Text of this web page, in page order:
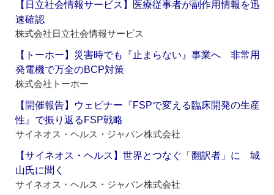
【日立社会情報サービス】医療従事者が副作用情報を迅
速確認
株式会社日立社会情報サービス
【トーホー】災害時でも『止まらない』事業へ 非常用
発電機で万全のBCP対策
株式会社トーホー
【開催報告】ウェビナー『FSPで変える臨床開発の生産
性』で振り返るFSP戦略
サイネオス・ヘルス・ジャパン株式会社
【サイネオス・ヘルス】世界とつなぐ「翻訳者」に 城
山氏に聞く
サイネオス・ヘルス・ジャパン株式会社